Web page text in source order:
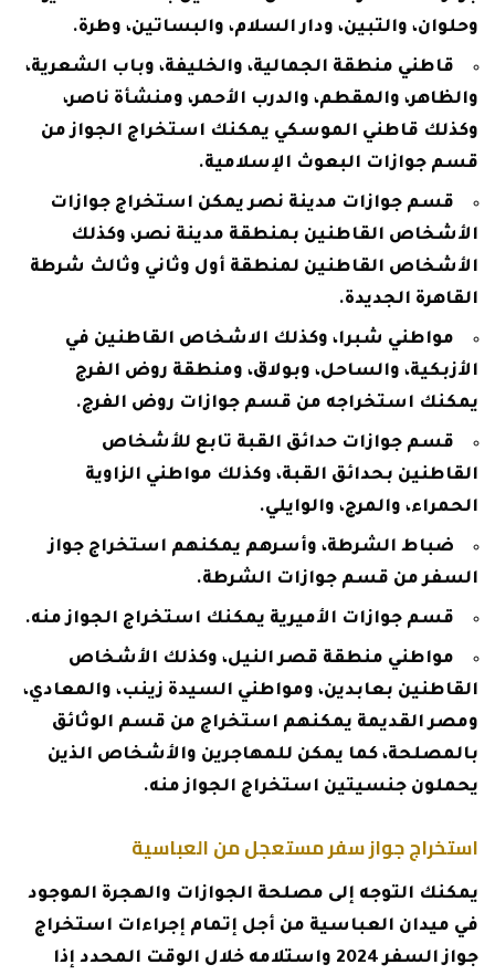
وحلوان، والتبين، ودار السلام، والبساتين، وطرة.
قاطني منطقة الجمالية، والخليفة، وباب الشعرية،
والظاهر، والمقطم، والدرب الأحمر، ومنشأة ناصر،
وكذلك قاطني الموسكي يمكنك استخراج الجواز من
قسم جوازات البعوث الإسلامية.
قسم جوازات مدينة نصر يمكن استخراج جوازات
الأشخاص القاطنين بمنطقة مدينة نصر، وكذلك
الأشخاص القاطنين لمنطقة أول وثاني وثالث شرطة
القاهرة الجديدة.
مواطني شبرا، وكذلك الاشخاص القاطنين في
الأزبكية، والساحل، وبولاق، ومنطقة روض الفرج
يمكنك استخراجه من قسم جوازات روض الفرج.
قسم جوازات حدائق القبة تابع للأشخاص
القاطنين بحدائق القبة، وكذلك مواطني الزاوية
الحمراء، والمرج، والوايلي.
ضباط الشرطة، وأسرهم يمكنهم استخراج جواز
السفر من قسم جوازات الشرطة.
قسم جوازات الأميرية يمكنك استخراج الجواز منه.
مواطني منطقة قصر النيل، وكذلك الأشخاص
القاطنين بعابدين، ومواطني السيدة زينب، والمعادي،
ومصر القديمة يمكنهم استخراج من قسم الوثائق
بالمصلحة، كما يمكن للمهاجرين والأشخاص الذين
يحملون جنسيتين استخراج الجواز منه.
استخراج جواز سفر مستعجل من العباسية
يمكنك التوجه إلى مصلحة الجوازات والهجرة الموجود
في ميدان العباسية من أجل إتمام إجراءات استخراج
جواز السفر 2024 واستلامه خلال الوقت المحدد إذا